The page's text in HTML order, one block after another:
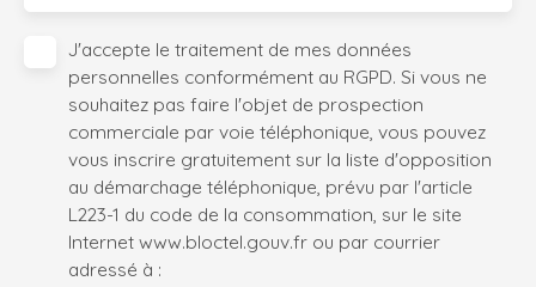
J'accepte le traitement de mes données
personnelles conformément au RGPD. Si vous ne
souhaitez pas faire l'objet de prospection
commerciale par voie téléphonique, vous pouvez
vous inscrire gratuitement sur la liste d'opposition
au démarchage téléphonique, prévu par l'article
L223-1 du code de la consommation, sur le site
Internet www.bloctel.gouv.fr ou par courrier
adressé à :